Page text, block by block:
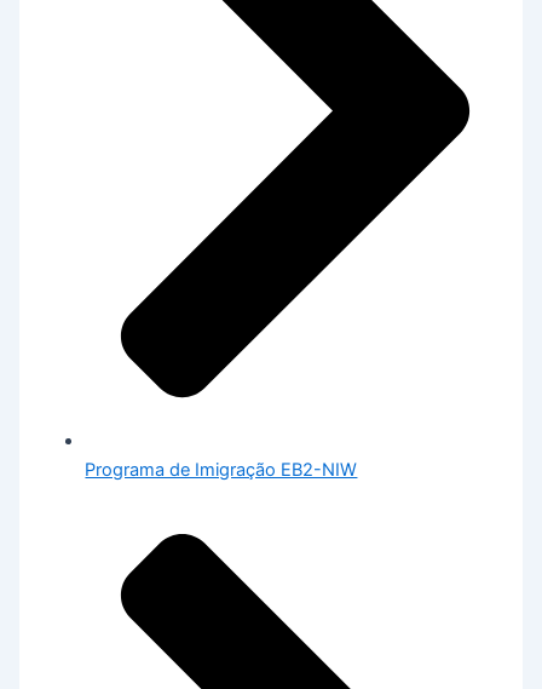
Programa de Imigração EB2-NIW